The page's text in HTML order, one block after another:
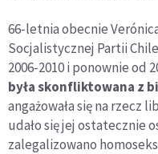
66-letnia obecnie
Socjalistycznej Partii
2006-2010 i ponownie od
była skonfliktowana z
angażowała się na rzecz
udało się jej ostatecznie
zalegalizowano